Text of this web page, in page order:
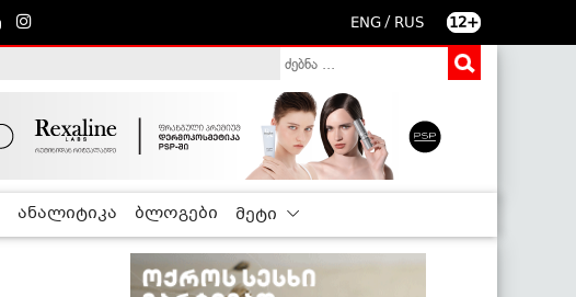
ENG / RUS 12+
ანალიტიკა ბლოგები მეტი